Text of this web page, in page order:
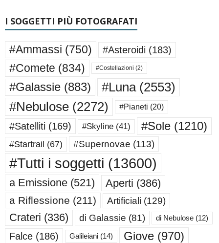
I SOGGETTI PIÙ FOTOGRAFATI
#Ammassi (750) #Asteroidi (183)
#Comete (834) #Costellazioni (2)
#Galassie (883) #Luna(2553)
#Nebulose (2272) #Pianeti (20)
#Satelliti (169) #Skyline (41) #Sole (1210)
#Startrail (67) #Supernovae (113)
#Tutti i soggetti (13600)
a Emissione (521) Aperti (386)
a Riflessione (211) Artificiali (129)
Crateri (336) di Galassie (81) di Nebulose (12)
Falce (186) Galileiani (14) Giove (970)